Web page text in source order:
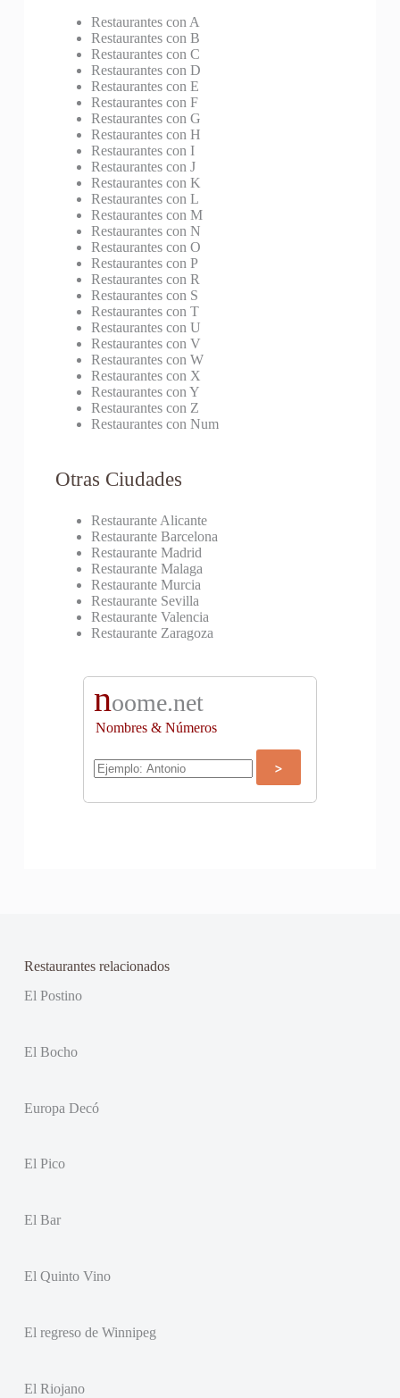
Restaurantes con A
Restaurantes con B
Restaurantes con C
Restaurantes con D
Restaurantes con E
Restaurantes con F
Restaurantes con G
Restaurantes con H
Restaurantes con I
Restaurantes con J
Restaurantes con K
Restaurantes con L
Restaurantes con M
Restaurantes con N
Restaurantes con O
Restaurantes con P
Restaurantes con R
Restaurantes con S
Restaurantes con T
Restaurantes con U
Restaurantes con V
Restaurantes con W
Restaurantes con X
Restaurantes con Y
Restaurantes con Z
Restaurantes con Num
Otras Ciudades
Restaurante Alicante
Restaurante Barcelona
Restaurante Madrid
Restaurante Malaga
Restaurante Murcia
Restaurante Sevilla
Restaurante Valencia
Restaurante Zaragoza
noome.net
Nombres & Números
Restaurantes relacionados
El Postino
El Bocho
Europa Decó
El Pico
El Bar
El Quinto Vino
El regreso de Winnipeg
El Riojano